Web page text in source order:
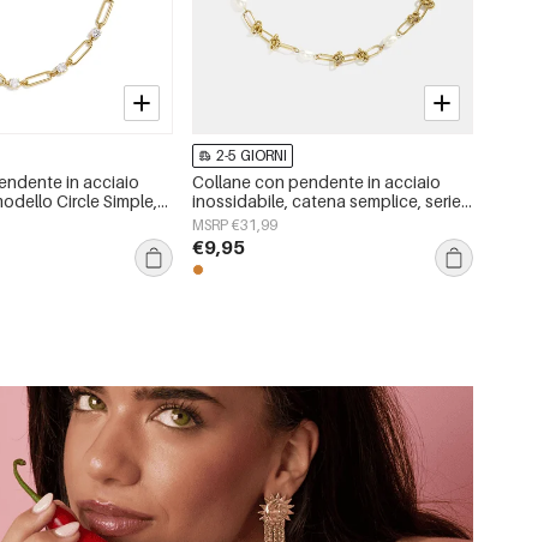
in acciaio
Circle Simple,
gioielli da donna
2-5 GIORNI
Collane con pendente in acciaio
inossidabile, catena semplice, serie
Simple Daily, gioielli da donna
MSRP €31,99
€9,95